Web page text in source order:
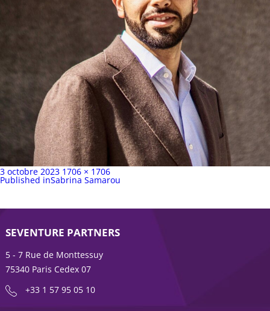
Publié
sur
3 octobre 2023 Taille
complète
1706 × 1706
Navigation
Published inSabrina Samarou
SEVENTURE PARTNERS
5 - 7 Rue de Monttessuy
75340 Paris Cedex 07
+33 1 57 95 05 10